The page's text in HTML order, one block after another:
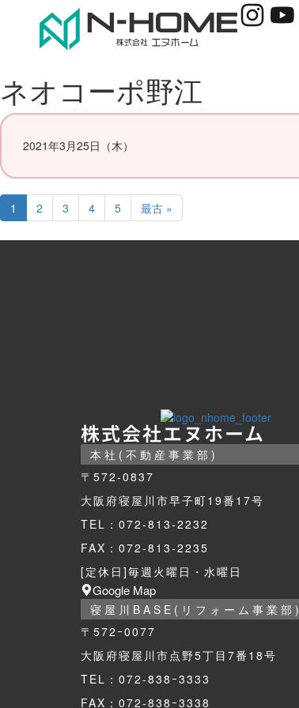
ネオコーポ野江
2021年3月25日（木）
1 2 3 4 5 最古 »
株式会社エヌホーム
本社(不動産事業部)
〒572-0837
大阪府寝屋川市早子町19番17号
TEL：072-813-2232
FAX：072-813-2235
[定休日]毎週火曜日・水曜日
Google Map
寝屋川BASE(リフォーム事業部)
〒572ｰ0077
大阪府寝屋川市点野5丁目7番18号
TEL：072-838ｰ3333
FAX：072-838ｰ3338